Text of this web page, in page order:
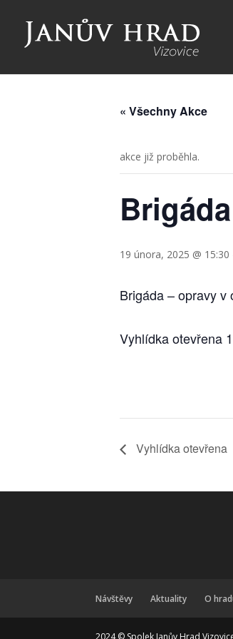
« Všechny Akce
akce již proběhla.
19 února, 2025 @ 15:30
Brigáda – opravy v
Vyhlídka otevřena
Vyhlídka otevřena
Návštěvy Aktuality O